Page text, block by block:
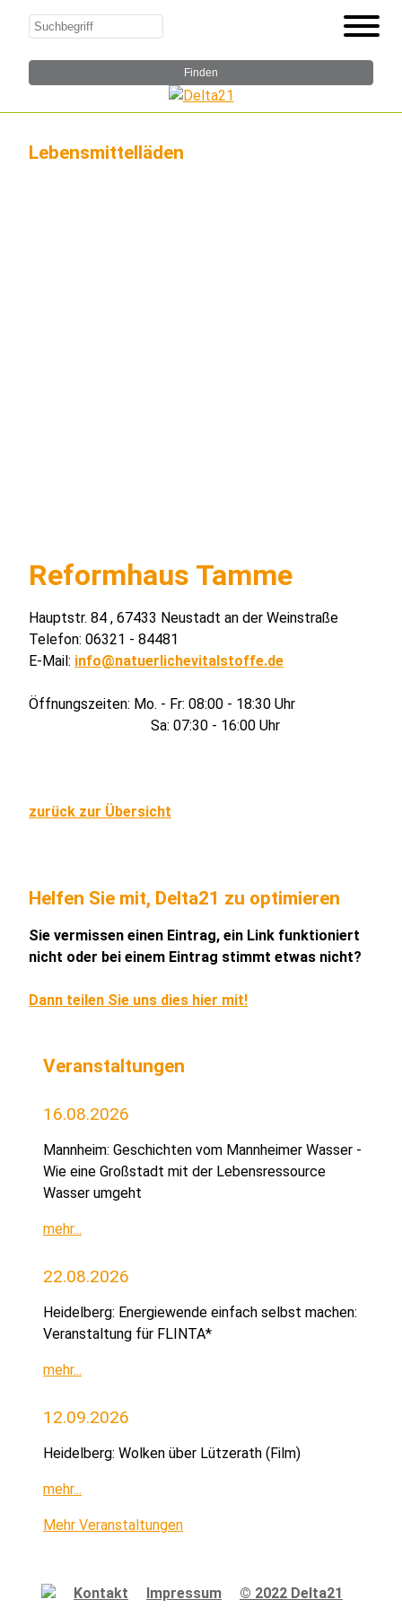
Lebensmittelläden
Reformhaus Tamme
Hauptstr. 84 , 67433 Neustadt an der Weinstraße
Telefon: 06321 - 84481
E-Mail: info@natuerlichevitalstoffe.de
Öffnungszeiten: Mo. - Fr: 08:00 - 18:30 Uhr
Sa: 07:30 - 16:00 Uhr
zurück zur Übersicht
Helfen Sie mit, Delta21 zu optimieren
Sie vermissen einen Eintrag, ein Link funktioniert
nicht oder bei einem Eintrag stimmt etwas nicht?
Dann teilen Sie uns dies hier mit!
Veranstaltungen
16.08.2026
Mannheim: Geschichten vom Mannheimer Wasser -
Wie eine Großstadt mit der Lebensressource
Wasser umgeht
mehr...
22.08.2026
Heidelberg: Energiewende einfach selbst machen:
Veranstaltung für FLINTA*
mehr...
12.09.2026
Heidelberg: Wolken über Lützerath (Film)
mehr...
Mehr Veranstaltungen
Kontakt Impressum © 2022 Delta21